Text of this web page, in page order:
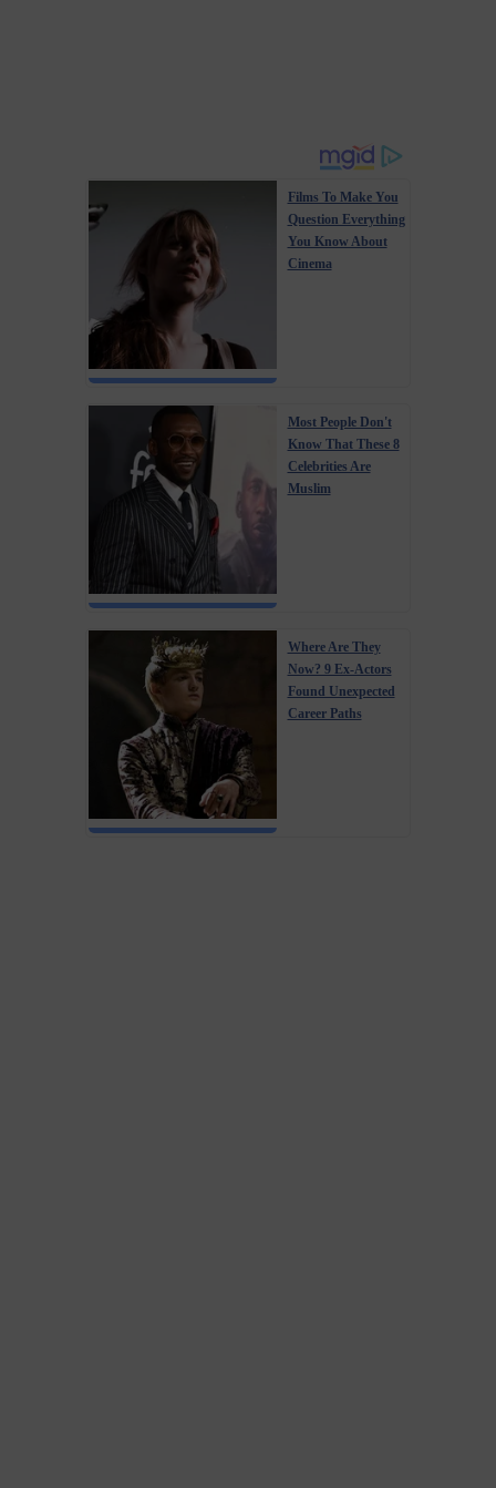
Films To Make You
Question Everything
You Know About
Cinema
Most People Don't
Know That These 8
Celebrities Are
Muslim
Where Are They
Now? 9 Ex-Actors
Found Unexpected
Career Paths